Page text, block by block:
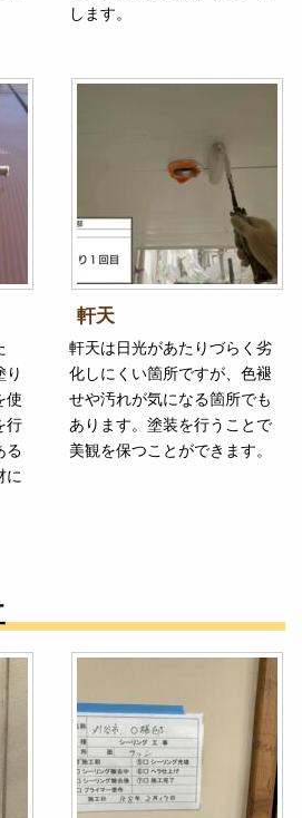
します。
り
使
行
る
に
軒天
軒天は日光があたりづらく劣
化しにくい箇所ですが、色褪
せや汚れが気になる箇所でも
あります。塗装を行うことで
美観を保つことができます。